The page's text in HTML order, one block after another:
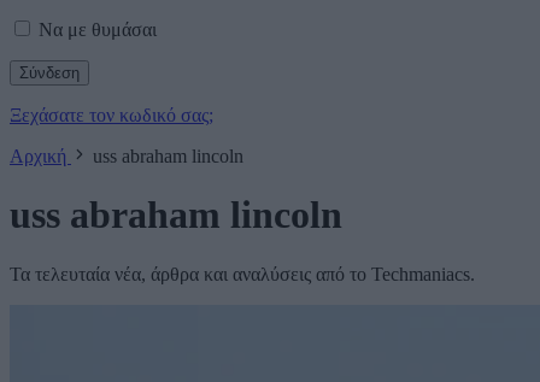
Να με θυμάσαι
Ξεχάσατε τον κωδικό σας;
Αρχική
uss abraham lincoln
uss abraham lincoln
Τα τελευταία νέα, άρθρα και αναλύσεις από το Techmaniacs.